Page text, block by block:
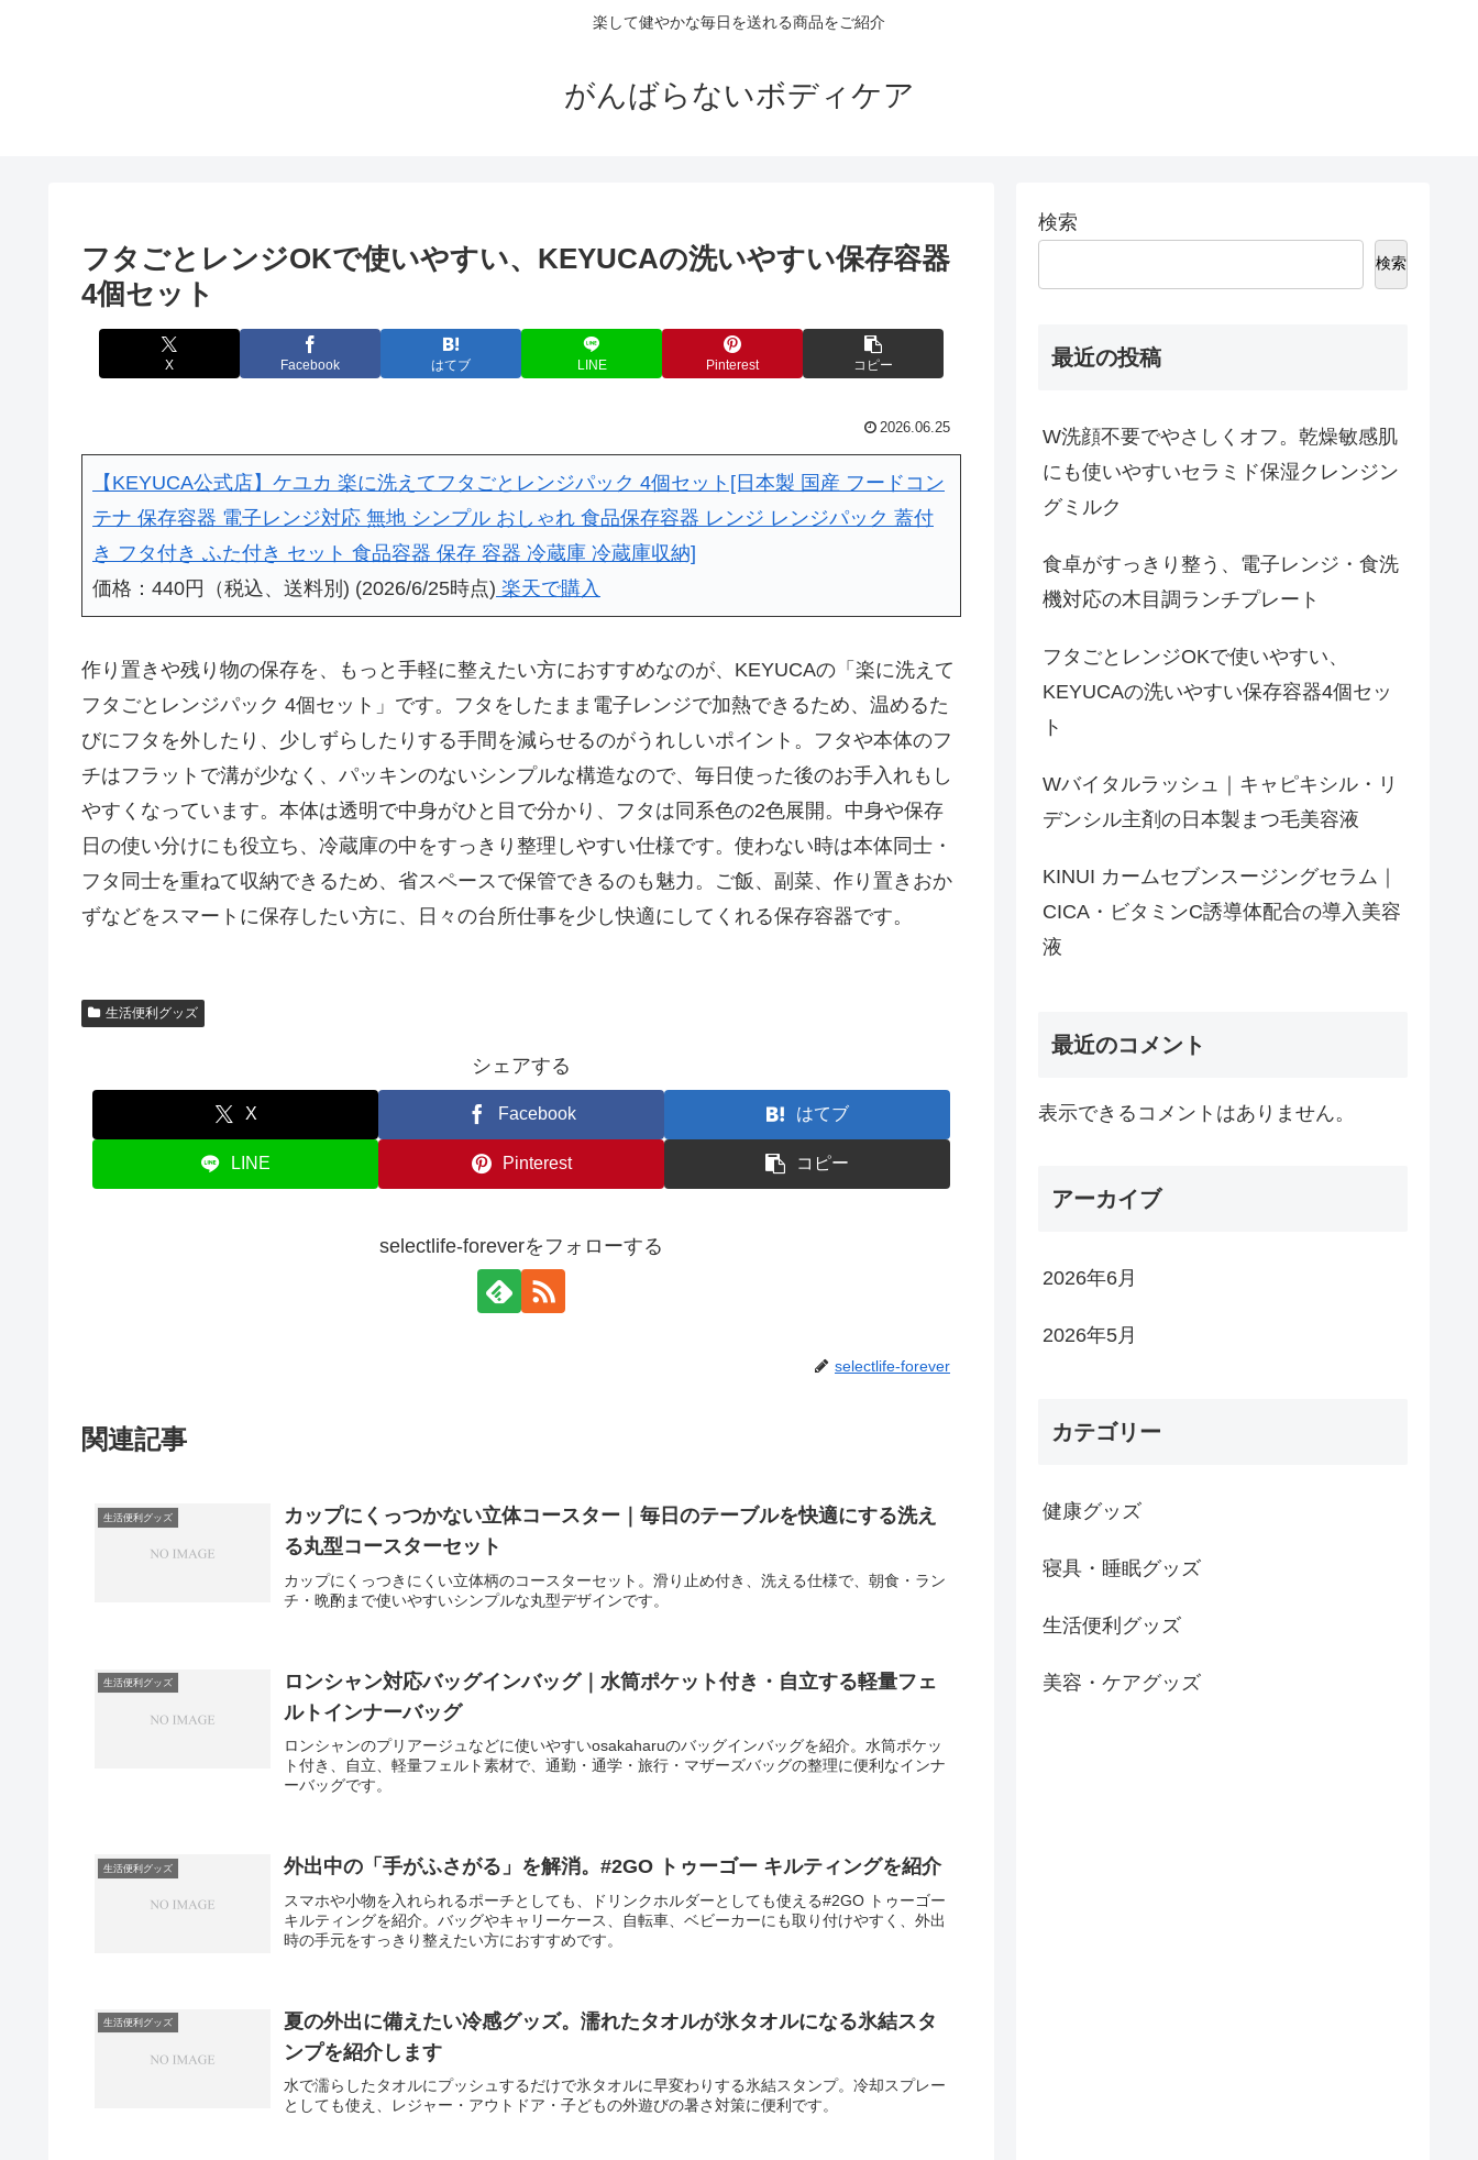
楽して健やかな毎日を送れる商品をご紹介
がんばらないボディケア
フタごとレンジOKで使いやすい、KEYUCAの洗いやすい保存容器
4個セット
X Facebook はてブ LINE Pinterest コピー
2026.06.25
【KEYUCA公式店】ケユカ 楽に洗えてフタごとレンジパック 4個セット[日本製 国産 フードコン
テナ 保存容器 電子レンジ対応 無地 シンプル おしゃれ 食品保存容器 レンジ レンジパック 蓋付
き フタ付き ふた付き セット 食品容器 保存 容器 冷蔵庫 冷蔵庫収納]
価格：440円（税込、送料別) (2026/6/25時点) 楽天で購入
作り置きや残り物の保存を、もっと手軽に整えたい方におすすめなのが、KEYUCAの「楽に洗えて
フタごとレンジパック 4個セット」です。フタをしたまま電子レンジで加熱できるため、温めるた
びにフタを外したり、少しずらしたりする手間を減らせるのがうれしいポイント。フタや本体のフ
チはフラットで溝が少なく、パッキンのないシンプルな構造なので、毎日使った後のお手入れもし
やすくなっています。本体は透明で中身がひと目で分かり、フタは同系色の2色展開。中身や保存
日の使い分けにも役立ち、冷蔵庫の中をすっきり整理しやすい仕様です。使わない時は本体同士・
フタ同士を重ねて収納できるため、省スペースで保管できるのも魅力。ご飯、副菜、作り置きおか
ずなどをスマートに保存したい方に、日々の台所仕事を少し快適にしてくれる保存容器です。
生活便利グッズ
シェアする
X Facebook はてブ
LINE Pinterest コピー
selectlife-foreverをフォローする
selectlife-forever
関連記事
生活便利グッズ
カップにくっつかない立体コースター｜毎日のテーブルを快適にする洗え
る丸型コースターセット
カップにくっつきにくい立体柄のコースターセット。滑り止め付き、洗える仕様で、朝食・ラン
チ・晩酌まで使いやすいシンプルな丸型デザインです。
生活便利グッズ
ロンシャン対応バッグインバッグ｜水筒ポケット付き・自立する軽量フェ
ルトインナーバッグ
ロンシャンのプリアージュなどに使いやすいosakaharuのバッグインバッグを紹介。水筒ポケッ
ト付き、自立、軽量フェルト素材で、通勤・通学・旅行・マザーズバッグの整理に便利なインナ
ーバッグです。
生活便利グッズ 外出中の「手がふさがる」を解消。#2GO トゥーゴー キルティングを紹介
スマホや小物を入れられるポーチとしても、ドリンクホルダーとしても使える#2GO トゥーゴー
キルティングを紹介。バッグやキャリーケース、自転車、ベビーカーにも取り付けやすく、外出
時の手元をすっきり整えたい方におすすめです。
生活便利グッズ
夏の外出に備えたい冷感グッズ。濡れたタオルが氷タオルになる氷結スタ
ンプを紹介します
水で濡らしたタオルにプッシュするだけで氷タオルに早変わりする氷結スタンプ。冷却スプレー
としても使え、レジャー・アウトドア・子どもの外遊びの暑さ対策に便利です。
検索
検索
最近の投稿
W洗顔不要でやさしくオフ。乾燥敏感肌
にも使いやすいセラミド保湿クレンジン
グミルク
食卓がすっきり整う、電子レンジ・食洗
機対応の木目調ランチプレート
フタごとレンジOKで使いやすい、
KEYUCAの洗いやすい保存容器4個セッ
ト
Wバイタルラッシュ｜キャピキシル・リ
デンシル主剤の日本製まつ毛美容液
KINUI カームセブンスージングセラム｜
CICA・ビタミンC誘導体配合の導入美容
液
最近のコメント
表示できるコメントはありません。
アーカイブ
2026年6月
2026年5月
カテゴリー
健康グッズ
寝具・睡眠グッズ
生活便利グッズ
美容・ケアグッズ